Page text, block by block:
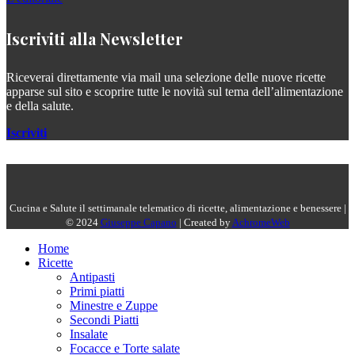
Iscriviti alla Newsletter
Riceverai direttamente via mail una selezione delle nuove ricette
apparse sul sito e scoprire tutte le novità sul tema dell’alimentazione
e della salute.
Iscriviti
Cucina e Salute il settimanale telematico di ricette, alimentazione e benessere |
© 2024 Giuseppe Capano | Created by AchromeWeb
Home
Ricette
Antipasti
Primi piatti
Minestre e Zuppe
Secondi Piatti
Insalate
Focacce e Torte salate